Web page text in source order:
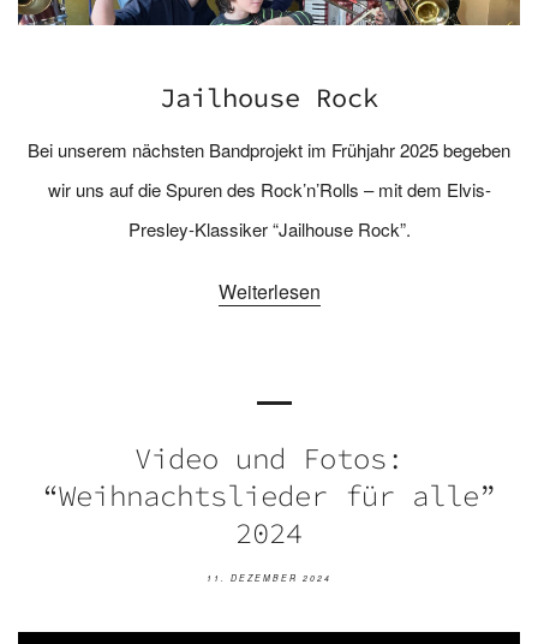
Jailhouse Rock
Bei unserem nächsten Bandprojekt im Frühjahr 2025 begeben
wir uns auf die Spuren des Rock’n’Rolls – mit dem Elvis-
Presley-Klassiker “Jailhouse Rock”.
Weiterlesen
Video und Fotos:
“Weihnachtslieder für alle”
2024
11. DEZEMBER 2024